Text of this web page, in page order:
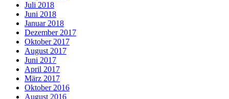
Juli 2018
Juni 2018
Januar 2018
Dezember 2017
Oktober 2017
August 2017
Juni 2017
April 2017
März 2017
Oktober 2016
August 2016